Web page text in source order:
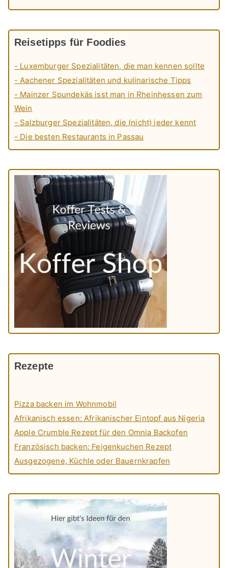
Reisetipps für Foodies
- Luxemburger Spezialitäten, die man kennen sollte
- Aachener Spezialitäten und kulinarische Tipps
- Mainzer Spundekäs isst man in Rheinhessen zum
Wein
- Salzburger Spezialitäten, die (nicht) jeder kennt
- Die besten Restaurants in Passau
Rezepte
Pizza backen im Wohnmobil
Afrikanisch essen: Afrikanischer Eintopf aus Nigeria
Apple Crumble Rezept für den Omnia Backofen
Französisch backen: Feigenkuchen Rezept
Ausgezogene, Küchle oder Bauernkrapfen